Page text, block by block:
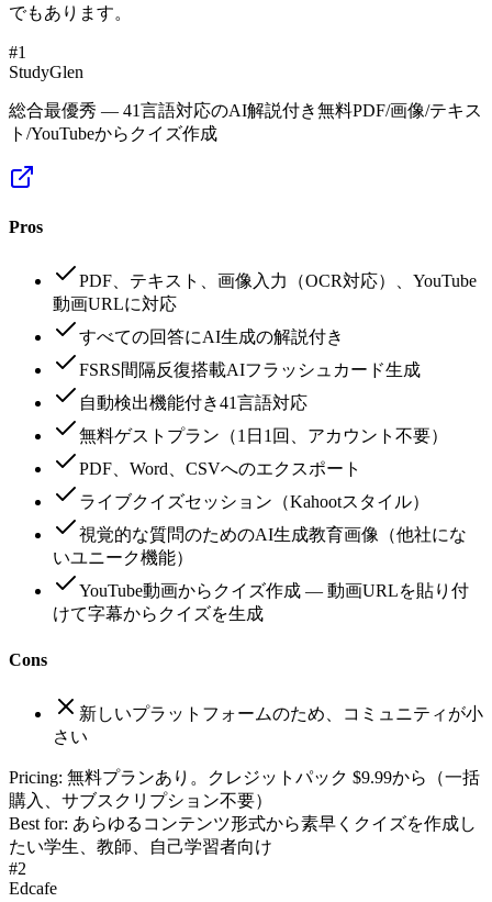
でもあります。
#1
StudyGlen
総合最優秀 — 41言語対応のAI解説付き無料PDF/画像/テキス
ト/YouTubeからクイズ作成
Pros
PDF、テキスト、画像入力（OCR対応）、YouTube
動画URLに対応
すべての回答にAI生成の解説付き
FSRS間隔反復搭載AIフラッシュカード生成
自動検出機能付き41言語対応
無料ゲストプラン（1日1回、アカウント不要）
PDF、Word、CSVへのエクスポート
ライブクイズセッション（Kahootスタイル）
視覚的な質問のためのAI生成教育画像（他社にな
いユニーク機能）
YouTube動画からクイズ作成 — 動画URLを貼り付
けて字幕からクイズを生成
Cons
新しいプラットフォームのため、コミュニティが小
さい
Pricing: 無料プランあり。クレジットパック $9.99から（一括
購入、サブスクリプション不要）
Best for: あらゆるコンテンツ形式から素早くクイズを作成し
たい学生、教師、自己学習者向け
#2
Edcafe